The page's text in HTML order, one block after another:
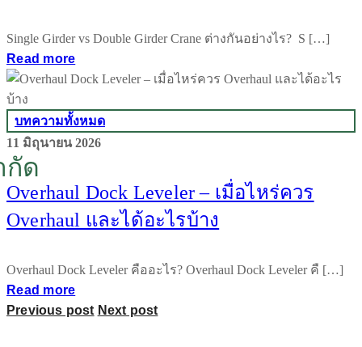
กัด
Single Girder vs Double Girder Crane ต่างกันอย่างไร? S […]
Read more
บทความทั้งหมด
11 มิถุนายน 2026
Overhaul Dock Leveler – เมื่อไหร่ควร
Overhaul และได้อะไรบ้าง
Overhaul Dock Leveler คืออะไร? Overhaul Dock Leveler คื […]
Read more
Previous post Next post